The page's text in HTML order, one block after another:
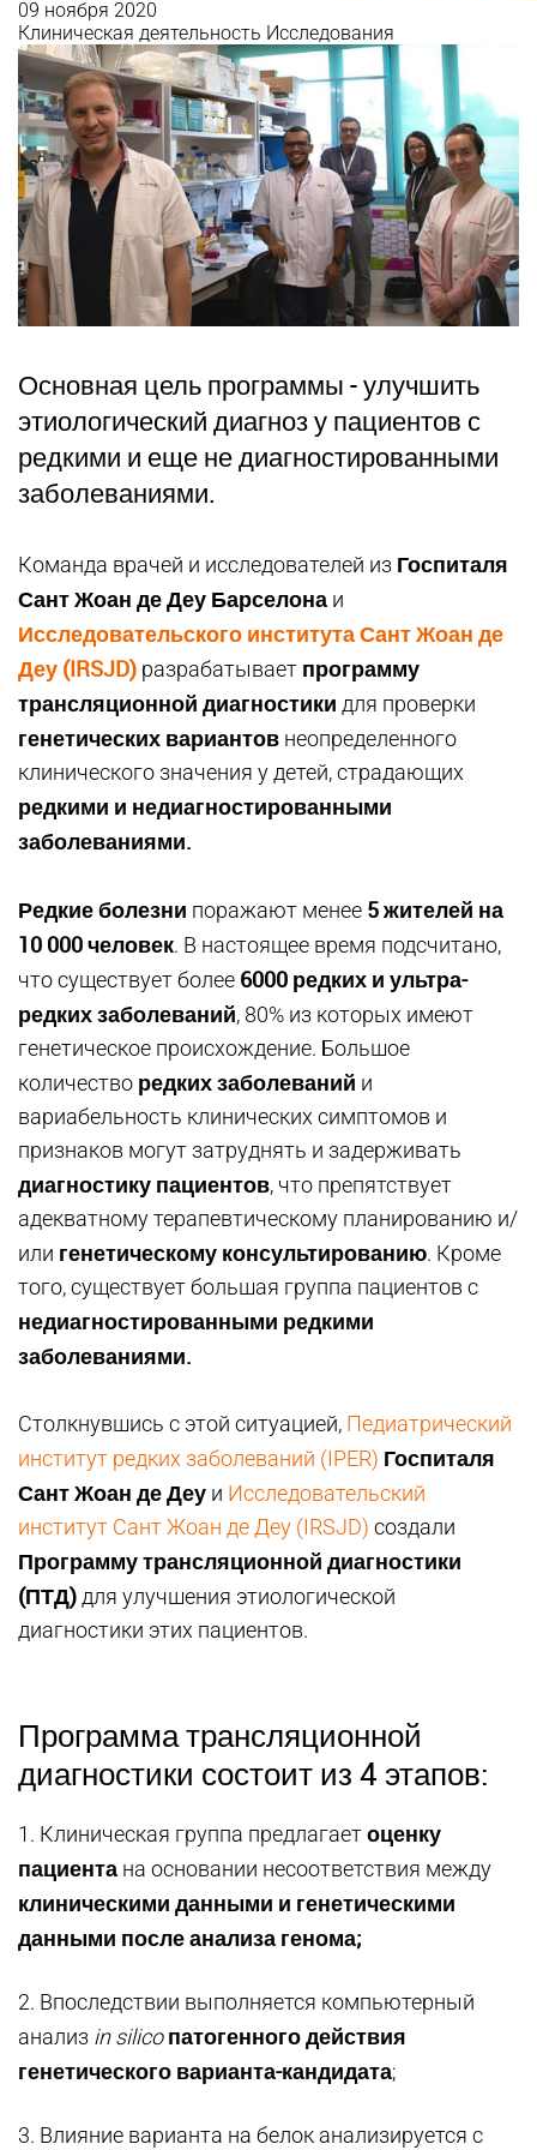
09 ноября 2020
Клиническая деятельность Исследования
Основная цель программы - улучшить
этиологический диагноз у пациентов с
редкими и еще не диагностированными
заболеваниями.
Команда врачей и исследователей из Госпиталя
Сант Жоан де Деу Барселона и
Исследовательского института Сант Жоан де
Деу (IRSJD) разрабатывает программу
трансляционной диагностики для проверки
генетических вариантов неопределенного
клинического значения у детей, страдающих
редкими и недиагностированными
заболеваниями.
Редкие болезни поражают менее 5 жителей на
10 000 человек. В настоящее время подсчитано,
что существует более 6000 редких и ультра-
редких заболеваний, 80% из которых имеют
генетическое происхождение. Большое
количество редких заболеваний и
вариабельность клинических симптомов и
признаков могут затруднять и задерживать
диагностику пациентов, что препятствует
адекватному терапевтическому планированию и/
или генетическому консультированию. Кроме
того, существует большая группа пациентов с
недиагностированными редкими
заболеваниями.
Столкнувшись с этой ситуацией, Педиатрический
институт редких заболеваний (IPER) Госпиталя
Сант Жоан де Деу и Исследовательский
институт Сант Жоан де Деу (IRSJD) создали
Программу трансляционной диагностики
(ПТД) для улучшения этиологической
диагностики этих пациентов.
Программа трансляционной
диагностики состоит из 4 этапов:
1. Клиническая группа предлагаетоценку
пациента на основании несоответствия между
клиническими данными и генетическими
данными после анализа генома;
2. Впоследствии выполняется компьютерный
анализ in silico патогенного действия
генетического варианта-кандидата;
3. Влияние варианта на белок анализируется с